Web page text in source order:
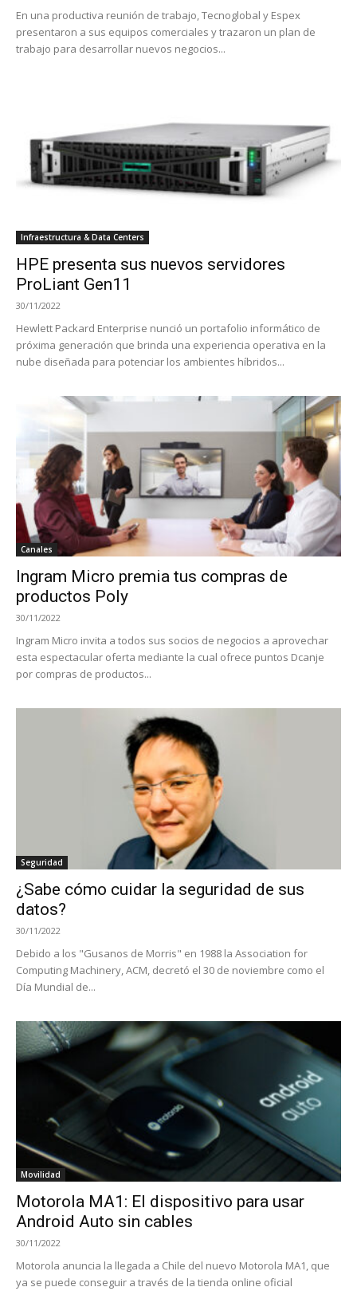
En una productiva reunión de trabajo, Tecnoglobal y Espex
presentaron a sus equipos comerciales y trazaron un plan de
trabajo para desarrollar nuevos negocios...
Infraestructura & Data Centers
HPE presenta sus nuevos servidores
ProLiant Gen11
30/11/2022
Hewlett Packard Enterprise nunció un portafolio informático de
próxima generación que brinda una experiencia operativa en la
nube diseñada para potenciar los ambientes híbridos...
Canales
Ingram Micro premia tus compras de
productos Poly
30/11/2022
Ingram Micro invita a todos sus socios de negocios a aprovechar
esta espectacular oferta mediante la cual ofrece puntos Dcanje
por compras de productos...
Seguridad
¿Sabe cómo cuidar la seguridad de sus
datos?
30/11/2022
Debido a los "Gusanos de Morris" en 1988 la Association for
Computing Machinery, ACM, decretó el 30 de noviembre como el
Día Mundial de...
Movilidad
Motorola MA1: El dispositivo para usar
Android Auto sin cables
30/11/2022
Motorola anuncia la llegada a Chile del nuevo Motorola MA1, que
ya se puede conseguir a través de la tienda online oficial